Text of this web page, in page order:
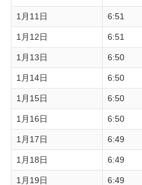
1月11日 6:51
1月12日 6:51
1月13日 6:50
1月14日 6:50
1月15日 6:50
1月16日 6:50
1月17日 6:49
1月18日 6:49
1月19日 6:49